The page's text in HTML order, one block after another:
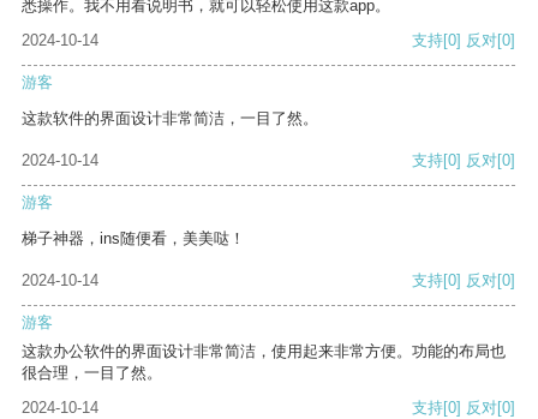
悉操作。我不用看说明书，就可以轻松使用这款app。
2024-10-14
支持[0] 反对[0]
游客
这款软件的界面设计非常简洁，一目了然。
2024-10-14 支持[0] 反对[0]
游客
梯子神器，ins随便看，美美哒！
2024-10-14 支持[0] 反对[0]
游客
这款办公软件的界面设计非常简洁，使用起来非常方便。功能的布局也
很合理，一目了然。
2024-10-14
支持[0] 反对[0]